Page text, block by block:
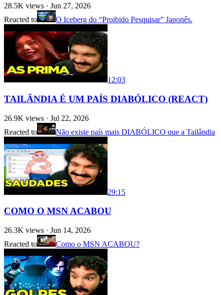
28.5K views · Jun 27, 2026
Reacted to
O Iceberg do “Proibido Pesquisar” Japonês.
12:03
TAILÂNDIA É UM PAÍS DIABÓLICO (REACT)
26.9K views · Jul 22, 2026
Reacted to
Não existe país mais DIABÓLICO que a Tailândia
29:15
COMO O MSN ACABOU
26.3K views · Jun 14, 2026
Reacted to
Como o MSN ACABOU?